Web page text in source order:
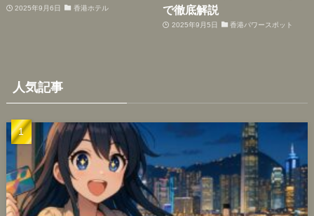
2025年9月6日 香港ホテル
で徹底解説
2025年9月5日 香港パワースポット
人気記事